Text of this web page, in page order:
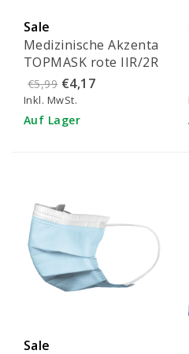
Sale
Medizinische Akzenta
TOPMASK rote IIR/2R
Mundmasken mit
Gummiband 50 Stück
€5,99 €4,17
Inkl. MwSt.
Auf Lager
Sale